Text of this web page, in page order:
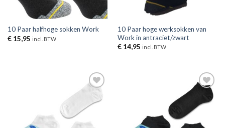
10 Paar halfhoge sokken Work
€15,95 incl. BTW
10 Paar hoge werksokken van
Work in antraciet/zwart
€14,95 incl. BTW
Toevoegen
verlanglijst
Toevoegen
verlanglijst